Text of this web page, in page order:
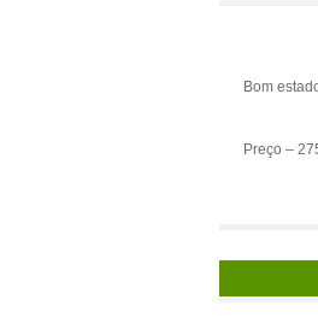
Bom
Preço –